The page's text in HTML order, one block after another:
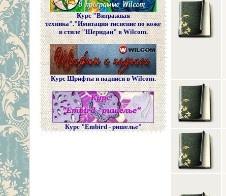
Курс "Витражная
техника"."Имитация тиснение по коже
в стиле "Шеридан" в Wilcom.
Курс Шрифты и надписи в Wilcom.
Курс "Embird - ришелье"